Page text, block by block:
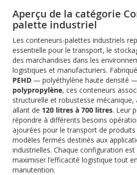
Aperçu de la catégorie
palette industriel
Les conteneurs-palettes industriels
essentielle pour le transport, le
des marchandises dans les
logistiques et manufacturiers.
PEHD — polyéthylène haute densité
polypropylène, ces conteneurs
structurelle et robustesse mécanique,
allant de 120 litres à 700 litres. Leur
répondre à différents besoins
ajourées pour le transport de
modèles fermés destinés aux
industrielles. Chaque configuration
maximiser l’efficacité logistique tout
manutention.